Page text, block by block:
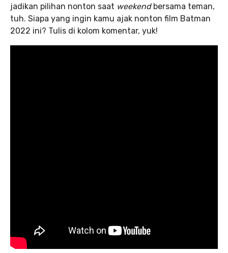
jadikan pilihan nonton saat weekendbersama teman,
tuh. Siapa yang ingin kamu ajak nonton film Batman
2022 ini? Tulis di kolom komentar, yuk!